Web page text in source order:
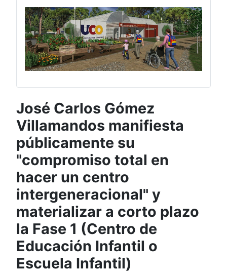
José Carlos Gómez
Villamandos manifiesta
públicamente su
"compromiso total en
hacer un centro
intergeneracional" y
materializar a corto plazo
la Fase 1 (Centro de
Educación Infantil o
Escuela Infantil)